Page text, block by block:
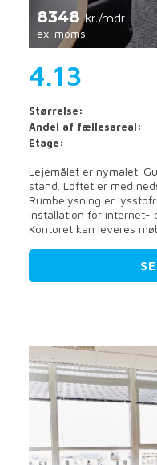
8348kr./mdr
ex. moms
4.13
Størrelse:
Andel af fællesareal:
Etage:
Lejemålet er nymalet.
stand. Loftet er med
Rumbelysning er
Installation for internet-
Kontoret kan leveres